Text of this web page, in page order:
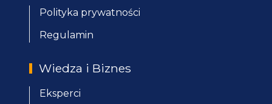
Polityka prywatności
Regulamin
Wiedza i Biznes
Eksperci